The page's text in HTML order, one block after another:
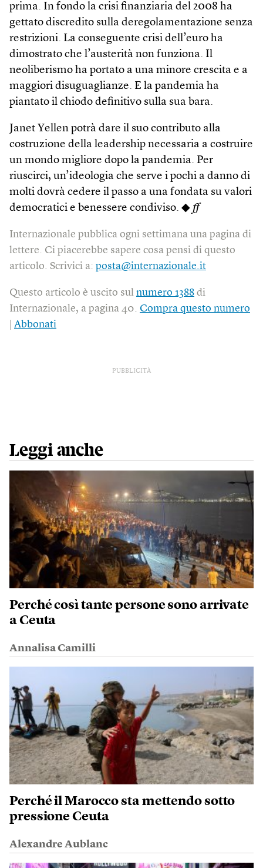
prima. In fondo la crisi finanziaria del 2008 ha
gettato discredito sulla deregolamentazione senza
restrizioni. La conseguente crisi dell’euro ha
dimostrato che l’austerità non funziona. Il
neoliberismo ha portato a una minore crescita e a
maggiori disuguaglianze. E la pandemia ha
piantato il chiodo definitivo sulla sua bara.
Janet Yellen potrà dare il suo contributo alla
costruzione della leadership necessaria a costruire
un mondo migliore dopo la pandemia. Per
riuscirci, un’ideologia che serve i pochi a danno di
molti dovrà cedere il passo a una fondata su valori
democratici e benessere condiviso. ◆ ff
Internazionale pubblica ogni settimana una pagina di
lettere. Ci piacerebbe sapere cosa pensi di questo
articolo. Scrivici a: posta@internazionale.it
Questo articolo è uscito sul numero 1388 di
Internazionale, a pagina 40. Compra questo numero
Abbonati
PUBBLICITÀ
Leggi anche
Perché così tante persone sono arrivate
a Ceuta
Annalisa Camilli
Perché il Marocco sta mettendo sotto
pressione Ceuta
Alexandre Aublanc